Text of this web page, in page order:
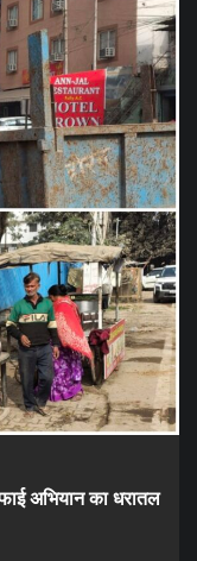
अभियान का धरातल